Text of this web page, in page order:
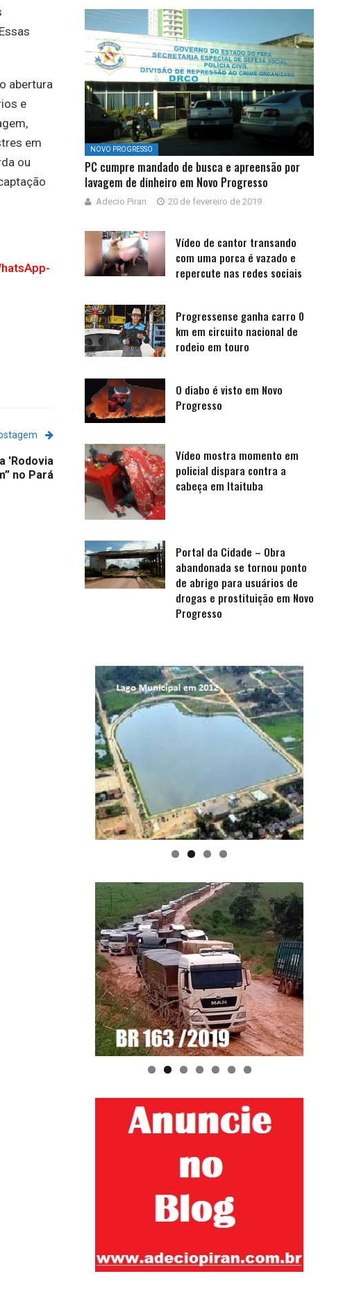
abertura
e
em
ou
'Rodovia
no Pará
NOVO PROGRESSO
PC cumpre mandado de busca e apreensão por
lavagem de dinheiro em Novo Progresso
Adecio Piran 20 de fevereiro de 2019
Vídeo de cantor transando
com uma porca é vazado e
repercute nas redes sociais
Progressense ganha carro 0
km em circuito nacional de
rodeio em touro
O diabo é visto em Novo
Progresso
Vídeo mostra momento em
policial dispara contra a
cabeça em Itaituba
Portal da Cidade – Obra
abandonada se tornou ponto
de abrigo para usuários de
drogas e prostituição em Novo
Progresso